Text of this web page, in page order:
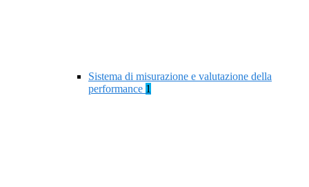
Sistema di misurazione e valutazione della
performance 1